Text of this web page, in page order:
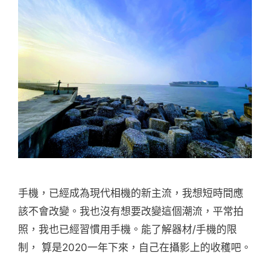
手機，已經成為現代相機的新主流，我想短時間應
該不會改變。我也沒有想要改變這個潮流，平常拍
照，我也已經習慣用手機。能了解器材/手機的限
制， 算是2020一年下來，自己在攝影上的收穫吧。